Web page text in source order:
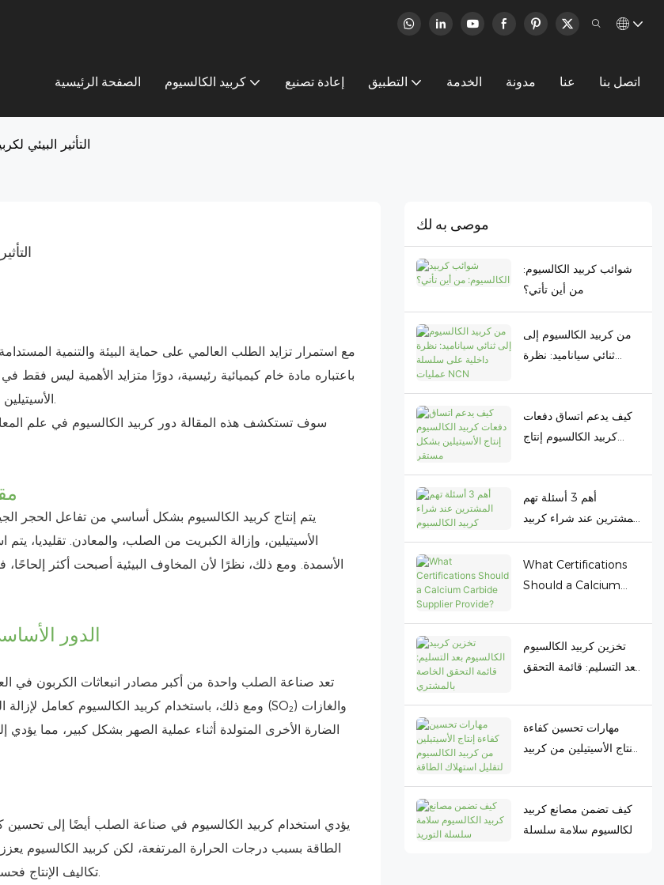
الصفحة الرئيسية كربيد الكالسيوم إعادة تصنيع التطبيق الخدمة مدونة عنا اتصل بنا
التأثير البيئي
مع استمرار تزايد الطلب العالمي على حماية البيئة والتنمية
الأسيتيلين التقليدي ولكن أيضًا في تحفيز المعادن الخضراء وتقليل انبعاثات الكربون.
سوف تستكشف هذه المقالة دور كربيد الكالسيوم في علم
يتم إنتاج كربيد الكالسيوم بشكل أساسي من تفاعل الحجر
الأسيتيلين، وإزالة الكبريت من الصلب، والمعادن. تقليديا،
الأسمدة. ومع ذلك، نظرًا لأن المخاوف البيئية أصبحت أكثر
2. الدور
تعد صناعة الصلب واحدة من أكبر مصادر انبعاثات الكربون في
الضارة الأخرى المتولدة أثناء عملية الصهر بشكل كبير، مما
يؤدي استخدام كربيد الكالسيوم في صناعة الصلب أيضًا إلى تحسين
الطاقة بسبب درجات الحرارة المرتفعة، لكن كربيد الكالسيوم
تكاليف الإنتاج فحسب، بل يقلل أيضًا من التأثير البيئي الناجم عن الاستخدام المفرط للطاقة.
موصى به لك
شوائب كربيد الكالسيوم:
من أين تأتي؟
من كربيد الكالسيوم إلى
ثنائي سياناميد: نظرة
عمليات NCN
كيف يدعم اتساق دفعات
كربيد الكالسيوم إنتاج
أهم 3 أسئلة تهم
المشترين عند شراء كربيد
الكالسيوم
What Certifications
Should a Calcium
Provide?
تخزين كربيد الكالسيوم
بعد التسليم: قائمة التحقق
مهارات تحسين كفاءة
إنتاج الأسيتيلين من كربيد
الطاقة
كيف تضمن مصانع كربيد
الكالسيوم سلامة سلسلة